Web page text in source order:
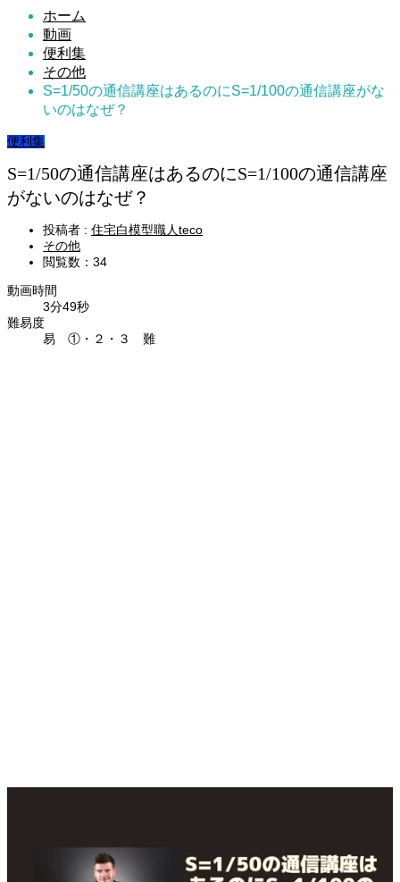
ホーム
動画
便利集
その他
S=1/50の通信講座はあるのにS=1/100の通信講座がな
いのはなぜ？
便利集
S=1/50の通信講座はあるのにS=1/100の通信講座
がないのはなぜ？
投稿者 : 住宅白模型職人teco
その他
閲覧数：34
動画時間
3分49秒
難易度
易 ①・２・３ 難